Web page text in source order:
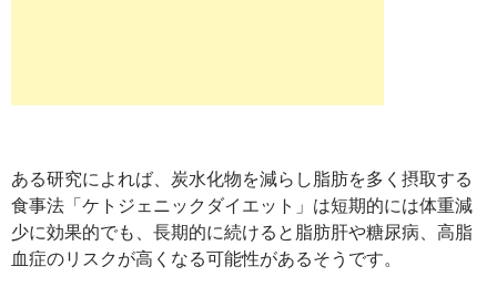
ある研究によれば、炭水化物を減らし脂肪を多く摂取する
食事法「ケトジェニックダイエット」は短期的には体重減
少に効果的でも、長期的に続けると脂肪肝や糖尿病、高脂
血症のリスクが高くなる可能性があるそうです。